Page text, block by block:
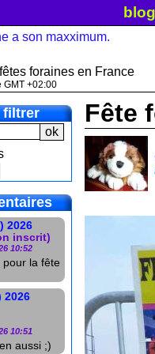
blog
foraines en France
GMT +02:00
filtrer
2026
inscrit)
10:52
la fête
2026
10:51
aussi ;)
Fête